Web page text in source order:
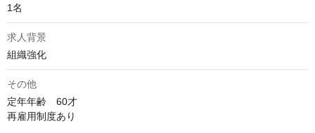
1名
求人背景
組織強化
その他
定年年齢　60才
再雇用制度あり